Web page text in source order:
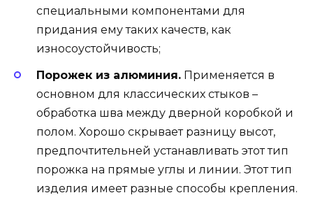
специальными компонентами для
придания ему таких качеств, как
износоустойчивость;
Порожек из алюминия. Применяется в
основном для классических стыков –
обработка шва между дверной коробкой и
полом. Хорошо скрывает разницу высот,
предпочтительней устанавливать этот тип
порожка на прямые углы и линии. Этот тип
изделия имеет разные способы крепления.